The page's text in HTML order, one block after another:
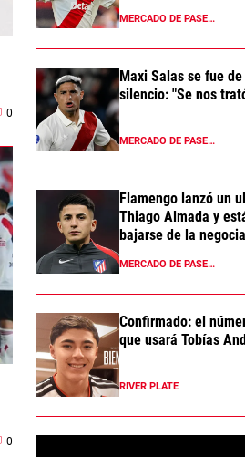
0
0
MERCADO DE PASES 2026
Maxi Salas se fue
silencio: "Se nos
MERCADO DE PASES 2026
Flamengo lanzó un
Thiago Almada y
bajarse de la
MERCADO DE PASES 2026
Confirmado: el
que usará Tobías
RIVER PLATE